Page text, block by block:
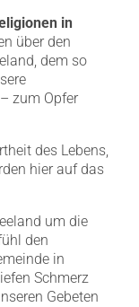
in
über den
dem so
zum Opfer
des Lebens,
hier auf das
um die
den
in
Schmerz
Gebeten